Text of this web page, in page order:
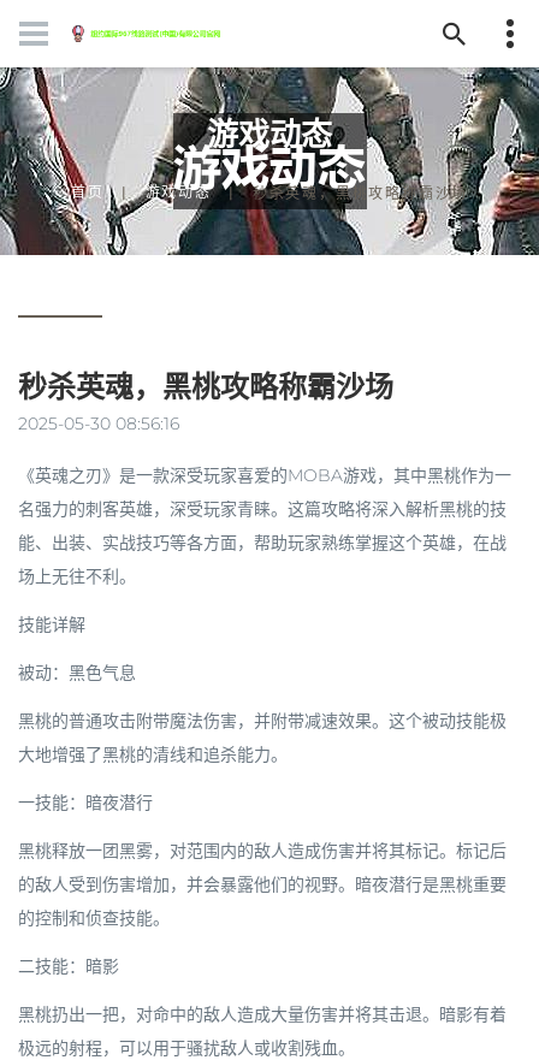
游戏动态
首页 游戏动态 秒杀英魂，黑桃攻略称霸沙场
秒杀英魂，黑桃攻略称霸沙场
2025-05-30 08:56:16
《英魂之刃》是一款深受玩家喜爱的MOBA游戏，其中黑桃作为一
名强力的刺客英雄，深受玩家青睐。这篇攻略将深入解析黑桃的技
能、出装、实战技巧等各方面，帮助玩家熟练掌握这个英雄，在战
场上无往不利。
技能详解
被动：黑色气息
黑桃的普通攻击附带魔法伤害，并附带减速效果。这个被动技能极
大地增强了黑桃的清线和追杀能力。
一技能：暗夜潜行
黑桃释放一团黑雾，对范围内的敌人造成伤害并将其标记。标记后
的敌人受到伤害增加，并会暴露他们的视野。暗夜潜行是黑桃重要
的控制和侦查技能。
二技能：暗影
黑桃扔出一把，对命中的敌人造成大量伤害并将其击退。暗影有着
极远的射程，可以用于骚扰敌人或收割残血。